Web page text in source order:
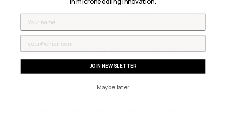
Il Microneedling può sostituire il
Botox?
Microneedling e Botox svolgonofunzioni diverse
Name
Email
JOIN NEWSLETTER
Maybe later